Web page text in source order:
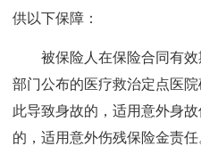
供以下保障：
被保险人在保险合同有效
部门公布的医疗救治定点医
此导致身故的，适用意外身
的，适用意外伤残保险金责任